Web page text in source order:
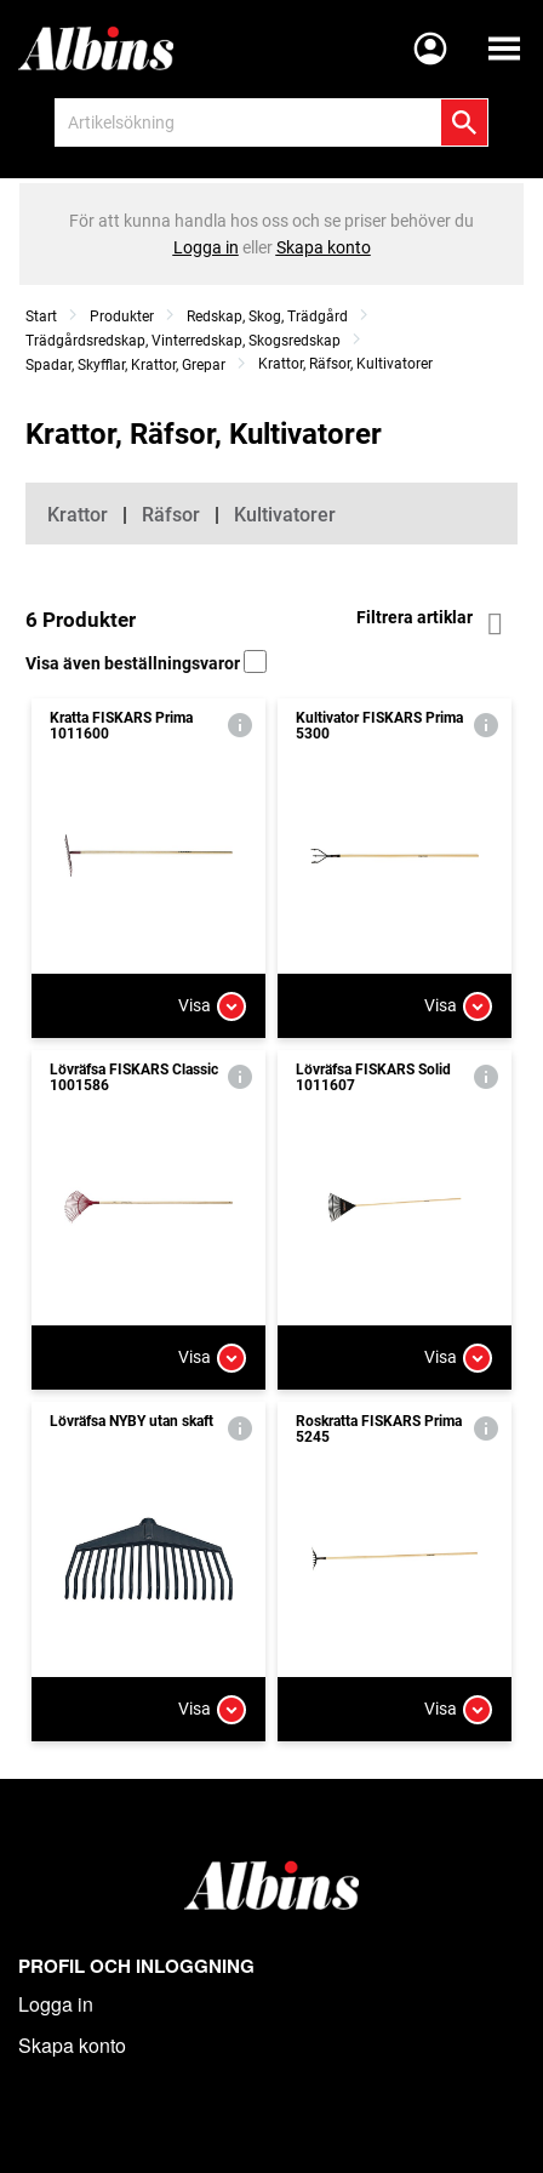
Meny
För att kunna handla hos oss och se priser behöver du
Logga in ellerSkapa konto
Start Produkter
Redskap, Skog, Trädgård
Trädgårdsredskap, Vinterredskap, Skogsredskap
Spadar, Skyfflar, Krattor, Grepar
Krattor, Räfsor, Kultivatorer
Krattor, Räfsor, Kultivatorer
Kategorier
Krattor Räfsor Kultivatorer
6 Produkter Filtrera artiklar
Visa även beställningsvaror
Kratta FISKARS Prima
1011600
Visa
Kultivator FISKARS Prima
5300
Visa
Lövräfsa FISKARS Classic
1001586
Visa
Lövräfsa FISKARS Solid
1011607
Visa
Lövräfsa NYBY utan skaft
Visa
Roskratta FISKARS Prima
5245
Visa
PROFIL OCH INLOGGNING
Logga in
Skapa konto